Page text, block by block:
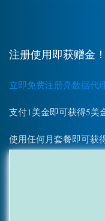
注册使用即获赠金
立即免费注册亮数据代
支付1美金即可获得5美
使用任何月套餐即可获